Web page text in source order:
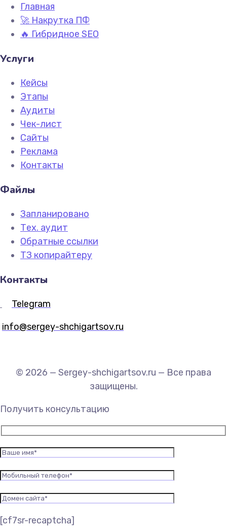
Главная
🚀 Накрутка ПФ
🔥 Гибридное SEO
Услуги
Кейсы
Этапы
Аудиты
Чек-лист
Сайты
Реклама
Контакты
Файлы
Запланировано
Тех. аудит
Обратные ссылки
ТЗ копирайтеру
Контакты
Telegram
info@sergey-shchigartsov.ru
© 2026 — Sergey-shchigartsov.ru — Все права
защищены.
Получить консультацию
[cf7sr-recaptcha]